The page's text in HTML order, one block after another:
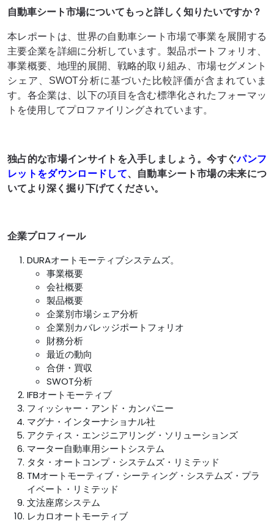
自動車シート市場についてもっと詳しく知りたいですか？
本レポートは、世界の自動車シート市場で事業を展開する
主要企業を詳細に分析しています。製品ポートフォリオ、
事業概要、地理的展開、戦略的取り組み、市場セグメント
シェア、SWOT分析に基づいた比較評価が含まれていま
す。各企業は、以下の項目を含む標準化されたフォーマッ
トを使用してプロファイリングされています。
独占的な市場インサイトを入手しましょう。今すぐパンフ
レットをダウンロードして、自動車シート市場の未来につ
いてより深く掘り下げてください。
企業プロフィール
DURAオートモーティブシステムズ。
事業概要
会社概要
製品概要
企業別市場シェア分析
企業別カバレッジポートフォリオ
財務分析
最近の動向
合併・買収
SWOT分析
IFBオートモーティブ
フィッシャー・アンド・カンパニー
マグナ・インターナショナル社
アクティス・エンジニアリング・ソリューションズ
マーター自動車用シートシステム
タタ・オートコンプ・システムズ・リミテッド
TMオートモーティブ・シーティング・システムズ・プラ
イベート・リミテッド
文法座席システム
レカロオートモーティブ